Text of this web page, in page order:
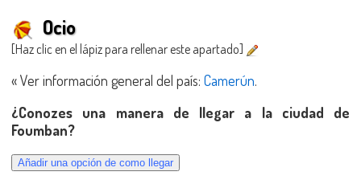
Ocio
[Haz clic en el lápiz para rellenar este apartado]
« Ver información general del país: Camerún.
¿Conozes una manera de llegar a la ciudad de
Foumban?